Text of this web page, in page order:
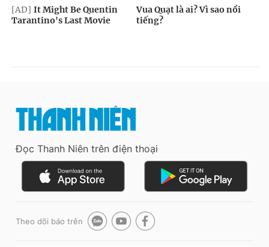
Đọc Thanh Niên trên điện thoại
Theo dõi báo trên